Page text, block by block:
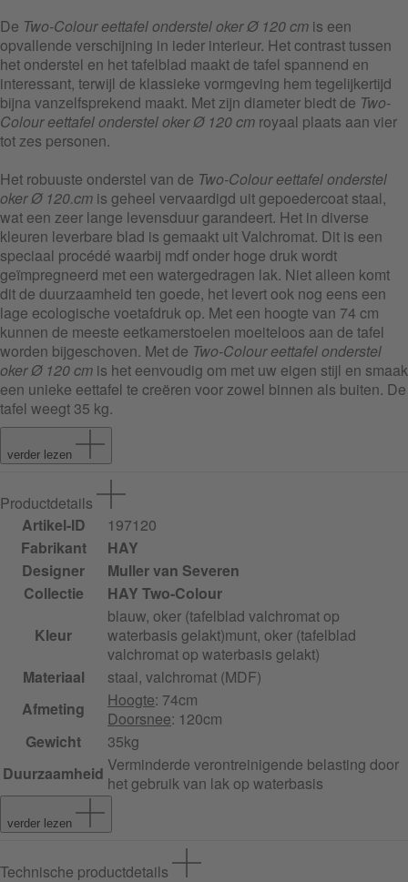
De Two-Colour eettafel onderstel oker Ø 120 cm is een
opvallende verschijning in ieder interieur. Het contrast tussen
het onderstel en het tafelblad maakt de tafel spannend en
interessant, terwijl de klassieke vormgeving hem tegelijkertijd
bijna vanzelfsprekend maakt. Met zijn diameter biedt de Two-
Colour eettafel onderstel oker Ø 120 cm royaal plaats aan vier
tot zes personen.
Het robuuste onderstel van de Two-Colour eettafel onderstel
oker Ø 120.cm is geheel vervaardigd uit gepoedercoat staal,
wat een zeer lange levensduur garandeert. Het in diverse
kleuren leverbare blad is gemaakt uit Valchromat. Dit is een
speciaal procédé waarbij mdf onder hoge druk wordt
geïmpregneerd met een watergedragen lak. Niet alleen komt
dit de duurzaamheid ten goede, het levert ook nog eens een
lage ecologische voetafdruk op. Met een hoogte van 74 cm
kunnen de meeste eetkamerstoelen moeiteloos aan de tafel
worden bijgeschoven. Met de Two-Colour eettafel onderstel
oker Ø 120 cm is het eenvoudig om met uw eigen stijl en smaak
een unieke eettafel te creëren voor zowel binnen als buiten. De
tafel weegt 35 kg.
verder lezen
Productdetails
Artikel-ID
197120
Fabrikant
HAY
Designer
Muller van Severen
Collectie
HAY Two-Colour
Kleur
blauw, oker (tafelblad valchromat op
waterbasis gelakt)munt, oker (tafelblad
valchromat op waterbasis gelakt)
Materiaal
staal, valchromat (MDF)
Afmeting
Hoogte: 74cm
Doorsnee: 120cm
Gewicht
35kg
Duurzaamheid Verminderde verontreinigende belasting door
het gebruik van lak op waterbasis
verder lezen
Technische productdetails